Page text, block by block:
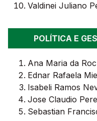
Valdinei Juliano
POLÍTICA E
Ana Maria da
Ednar Rafaela
Isabeli Ramos
Jose Claudio
Sebastian